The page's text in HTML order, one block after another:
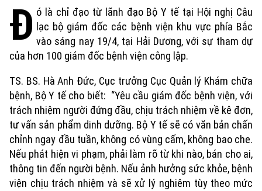
Đ ó là chỉ đạo từ lãnh đạo Bộ Y tế tại Hội nghị Câu
lạc bộ giám đốc các bệnh viện khu vực phía Bắc
vào sáng nay 19/4, tại Hải Dương, với sự tham dự
của hơn 100 giám đốc bệnh viện công lập.
TS. BS. Hà Anh Đức, Cục trưởng Cục Quản lý Khám chữa
bệnh, Bộ Y tế cho biết: “Yêu cầu giám đốc bệnh viện, với
trách nhiệm người đứng đầu, chịu trách nhiệm về kê đơn,
tư vấn sản phẩm dinh dưỡng. Bộ Y tế sẽ có văn bản chấn
chỉnh ngay đầu tuần, không có vùng cấm, không bao che.
Nếu phát hiện vi phạm, phải làm rõ từ khi nào, bán cho ai,
thông tin đến người bệnh. Nếu ảnh hưởng sức khỏe, bệnh
viện chịu trách nhiệm và sẽ xử lý nghiêm tùy theo mức